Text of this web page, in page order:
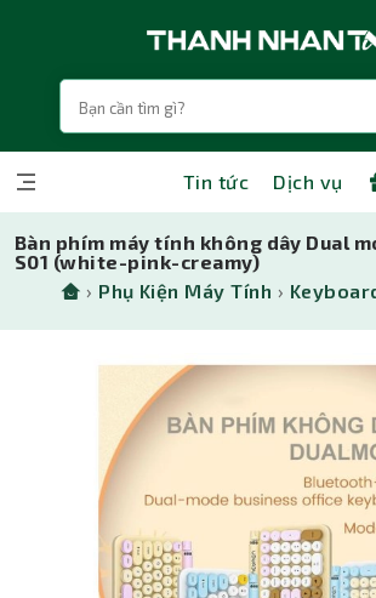
Tin tức Dịch vụ
Bàn phím máy tính không dây Dual
S01 (white-pink-creamy)
› Phụ Kiện Máy Tính ›